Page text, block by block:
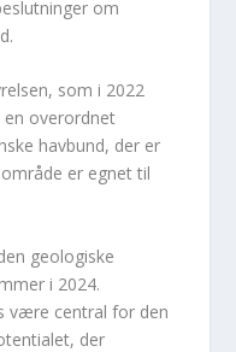
om
som i 2022
en overordnet
havbund, der er
er egnet til
geologiske
i 2024.
være central for den
der